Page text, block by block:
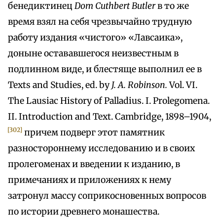
бенедиктинец Dom Cuthbert Butlerв то же
время взял на себя чрезвычайно трудную
работу издания «чистого» «Лавсаика»,
доныне остававшегося неизвестным в
подлинном виде, и блестяще выполнил ее в
Texts and Studies, ed. byJ. A. Robinson.Vol. VI.
The Lausiac History of Palladius. I. Prolegomena.
II. Introduction and Text. Cambridge, 1898–1904,
[302] причем подверг этот памятник
разностороннему исследованию и в своих
пролегоменах и введении к изданию, в
примечаниях и приложениях к нему
затронул массу соприкосновенных вопросов
по истории древнего монашества.